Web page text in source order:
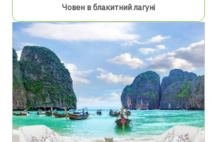
Човен в блакитний лагуні